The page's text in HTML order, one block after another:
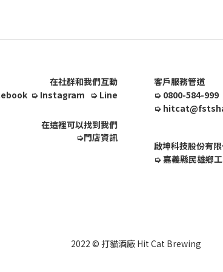
在社群和我們互動
➭ Instagram ➭ Line
在這裡可以找到我們
➭門店資訊
客戶服務管道
➭ 0800-584-999
➭
啟坤科技股份有
➭嘉義縣民雄鄉
2022 © 打貓酒廠 Hit Cat Brewing